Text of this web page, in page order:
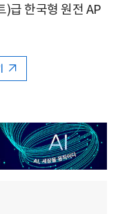
)급 한국형 원전 AP